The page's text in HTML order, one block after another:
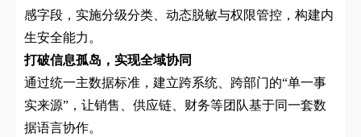
感字段，实施分级分类、动态脱敏与权限管控，构建内
生安全能力。
打破信息孤岛，实现全域协同
通过统一主数据标准，建立跨系统、跨部门的“单一事
实来源”，让销售、供应链、财务等团队基于同一套数
据语言协作。